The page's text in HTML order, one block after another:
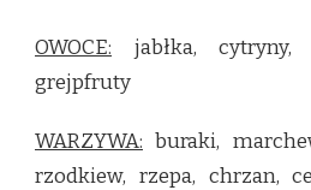
OWOCE: jabłka, cytryny,
grejpfruty
WARZYWA: buraki,
rzodkiew, rzepa, chrzan,